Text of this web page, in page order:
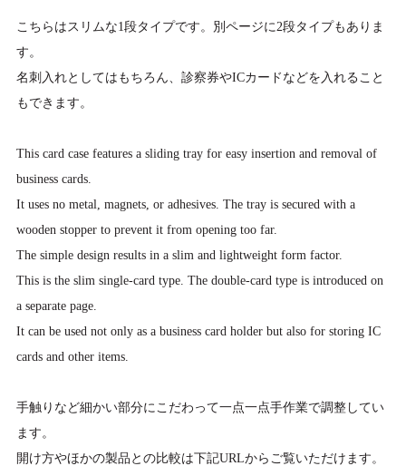
こちらはスリムな1段タイプです。別ページに2段タイプもありま
す。
名刺入れとしてはもちろん、診察券やICカードなどを入れること
もできます。
This card case features a sliding tray for easy insertion and removal of
business cards.
It uses no metal, magnets, or adhesives. The tray is secured with a
wooden stopper to prevent it from opening too far.
The simple design results in a slim and lightweight form factor.
This is the slim single-card type. The double-card type is introduced on
a separate page.
It can be used not only as a business card holder but also for storing IC
cards and other items.
手触りなど細かい部分にこだわって一点一点手作業で調整してい
ます。
開け方やほかの製品との比較は下記URLからご覧いただけます。